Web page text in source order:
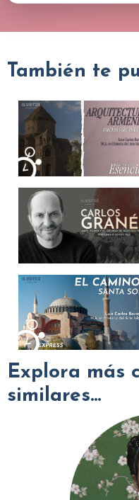
También te
Explora más
similares...